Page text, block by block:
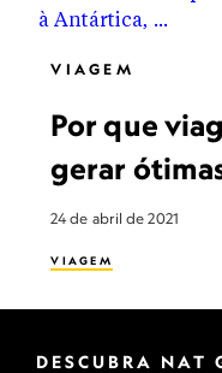
VIAGEM
Por que
gerar
24 de abril de 2021
VIAGEM
DESCUBRA NAT